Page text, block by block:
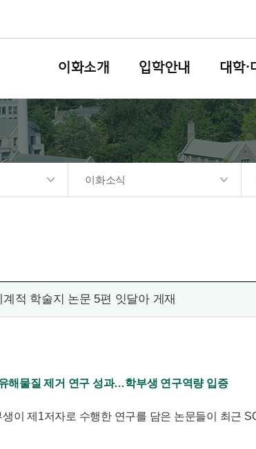
이화소개 입학안내 대학·
이화소식
적 학술지 논문 5편 잇달아 게재
해물질 제거 연구 성과…학부생 연구역량 입증
이 제1저자로 수행한 연구를 담은 논문들이 최근